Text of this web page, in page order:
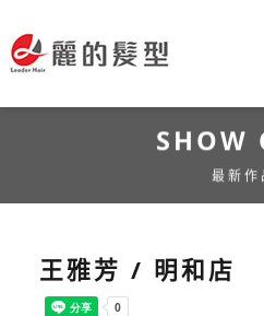
SHOW
最新作
王雅芳 / 明和店